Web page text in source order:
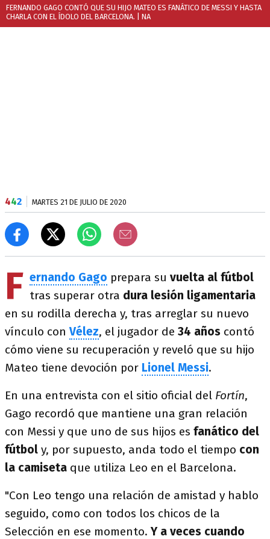
FERNANDO GAGO CONTÓ QUE SU HIJO MATEO ES FANÁTICO DE MESSI Y HASTA
CHARLA CON EL ÍDOLO DEL BARCELONA.
| NA
442 MARTES 21 DE JULIO DE 2020
F ernando Gago prepara su vuelta al fútbol
tras superar otra dura lesión ligamentaria
en su rodilla derecha y, tras arreglar su nuevo
vínculo conVélez, el jugador de 34 años contó
cómo viene su recuperación y reveló que su hijo
Mateo tiene devoción por Lionel Messi.
En una entrevista con el sitio oficial del Fortín,
Gago recordó que mantiene una gran relación
con Messi y que uno de sus hijos es fanático del
fútbol y, por supuesto, anda todo el tiempo con
la camiseta que utiliza Leo en el Barcelona.
"Con Leo tengo una relación de amistad y hablo
seguido, como con todos los chicos de la
Selección en ese momento. Y a veces cuando